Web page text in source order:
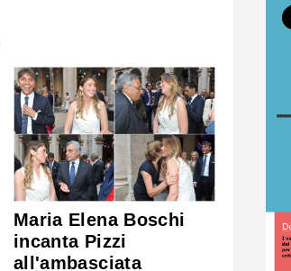
Maria Elena Boschi
incanta Pizzi
all'ambasciata